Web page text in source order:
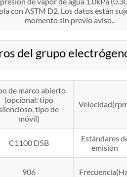
con ASTM D2. Los datos están
momento sin previo aviso..
del grupo
de marco abierto
(opcional: tipo
tipo de
móvil)
C1100 D5B
Estándares
emisión
906